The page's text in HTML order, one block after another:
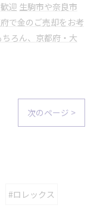
迎 生駒市や奈良市
で金のご売却をお考
ろん、京都府・大
次のページ >
#ロレックス